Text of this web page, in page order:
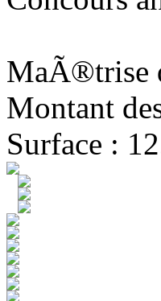
MaÃ®trise
Montant
Surface :